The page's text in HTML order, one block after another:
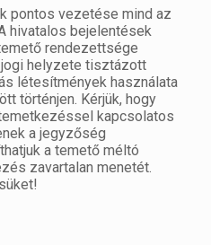
pontos vezetése mind az
hivatalos bejelentések
rendezettsége
jogi helyzete tisztázott
létesítmények használata
történjen. Kérjük, hogy
kapcsolatos
a jegyzőség
a temető méltó
zavartalan menetét.